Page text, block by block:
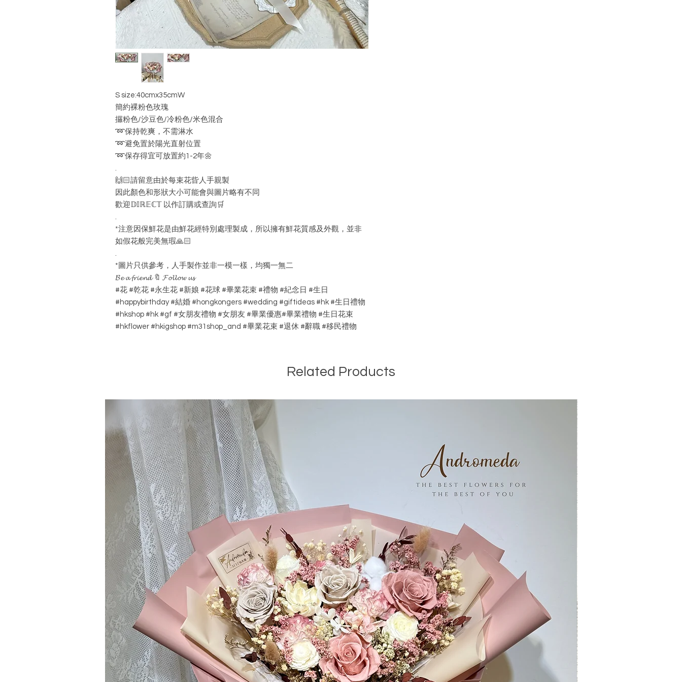
S size:40cmx35cmW
簡約裸粉色玫瑰
攞粉色/沙豆色/冷粉色/米色混合
➿保持乾爽，不需淋水
➿避免置於陽光直射位置
➿保存得宜可放置約1-2年🌼
.
🙌🏻請留意由於每束花㫮人手親製
因此顏色和形狀大小可能會與圖片略有不同
歡迎𝔻𝕀ℝ𝔼ℂ𝕋 以作訂購或查詢🛒
.
*注意因保鮮花是由鮮花經特別處理製成，所以擁有鮮花質感及外觀，並非
如假花般完美無瑕🙏🏻
.
*圖片只供參考，人手製作並非一模一樣，均獨一無二
𝓑𝓮 𝓪 𝓯𝓻𝓲𝓮𝓷𝓭 🔖 𝓕𝓸𝓵𝓵𝓸𝔀 𝓾𝓼
#花 #乾花 #永生花 #新娘 #花球 #畢業花束 #禮物 #紀念日 #生日
#happybirthday #結婚 #hongkongers #wedding #giftideas #hk #生日禮物
#hkshop #hk #gf #女朋友禮物 #女朋友 #畢業優惠#畢業禮物 #生日花束
#hkflower #hkigshop #m31shop_and #畢業花束 #退休 #辭職 #移民禮物
Related Products